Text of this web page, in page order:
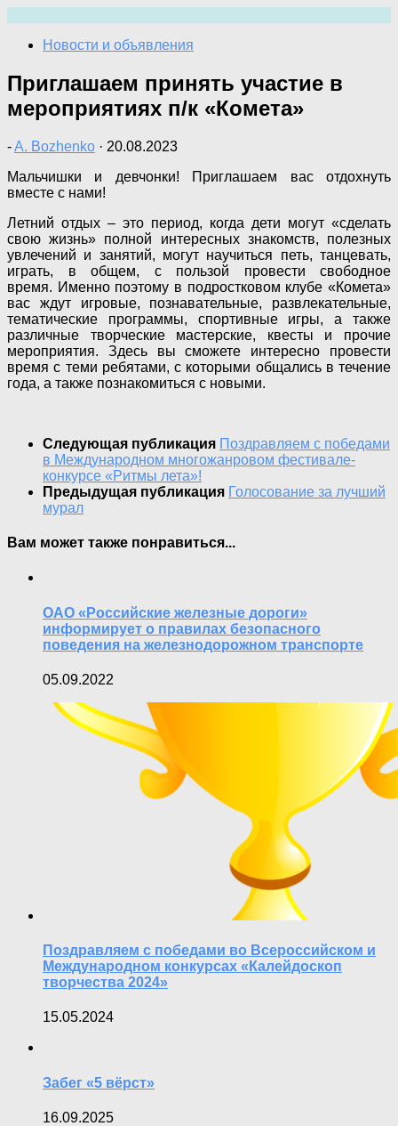
содержимому
Новости и объявления
Приглашаем принять участие в
мероприятиях п/к «Комета»
-A. Bozhenko · 20.08.2023
Мальчишки и девчонки! Приглашаем вас отдохнуть
вместе с нами!
Летний отдых – это период, когда дети могут «сделать
свою жизнь» полной интересных знакомств, полезных
увлечений и занятий, могут научиться петь, танцевать,
играть, в общем, с пользой провести свободное
время. Именно поэтому в подростковом клубе «Комета»
вас ждут игровые, познавательные, развлекательные,
тематические программы, спортивные игры, а также
различные творческие мастерские, квесты и прочие
мероприятия. Здесь вы сможете интересно провести
время с теми ребятами, с которыми общались в течение
года, а также познакомиться с новыми.
Следующая публикация Поздравляем с победами
в Международном многожанровом фестивале-
конкурсе «Ритмы лета»!
Предыдущая публикация Голосование за лучший
мурал
Вам может также понравиться...
ОАО «Российские железные дороги»
информирует о правилах безопасного
поведения на железнодорожном транспорте
05.09.2022
Поздравляем с победами во Всероссийском и
Международном конкурсах «Калейдоскоп
творчества 2024»
15.05.2024
Забег «5 вёрст»
16.09.2025